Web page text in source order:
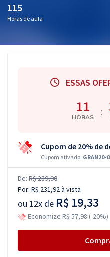
Atendimento
115
Horas de aula
ESSAS
11
HORAS :
Cupom de 20% de
Cupom ativado: GRAN20-
De: R$ 289,90
Por: R$ 231,92à vista
ou 12x de R$ 19,33
Economize R$ 57,98 (-20%)